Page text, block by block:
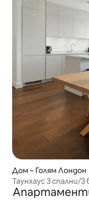
Дом – Голям Лондон
Таунхаус 3 спални/
Примроуз Хил